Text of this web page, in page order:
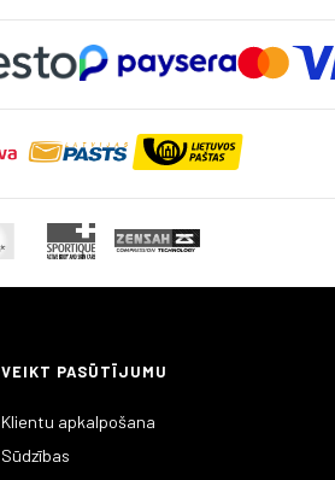
VEIKT PASŪTĪJUMU
Klientu apkalpošana
Sūdzības